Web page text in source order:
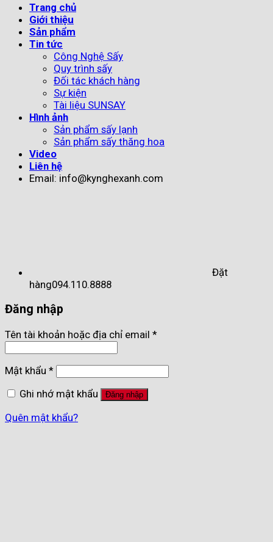
Trang chủ
Giới thiệu
Sản phẩm
Tin tức
Công Nghệ Sấy
Quy trình sấy
Đối tác khách hàng
Sự kiện
Tài liệu SUNSAY
Hình ảnh
Sản phẩm sấy lạnh
Sản phẩm sấy thăng hoa
Video
Liên hệ
Email: info@kynghexanh.com
Đặt
hàng094.110.8888
Đăng nhập
Tên tài khoản hoặc địa chỉ email *
Mật khẩu *
Ghi nhớ mật khẩu
Đăng nhập
Quên mật khẩu?